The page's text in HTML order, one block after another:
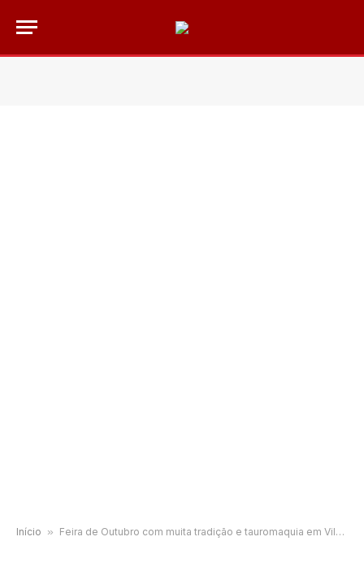
Início » Feira de Outubro com muita tradição e tauromaquia em Vila Franca de Xira